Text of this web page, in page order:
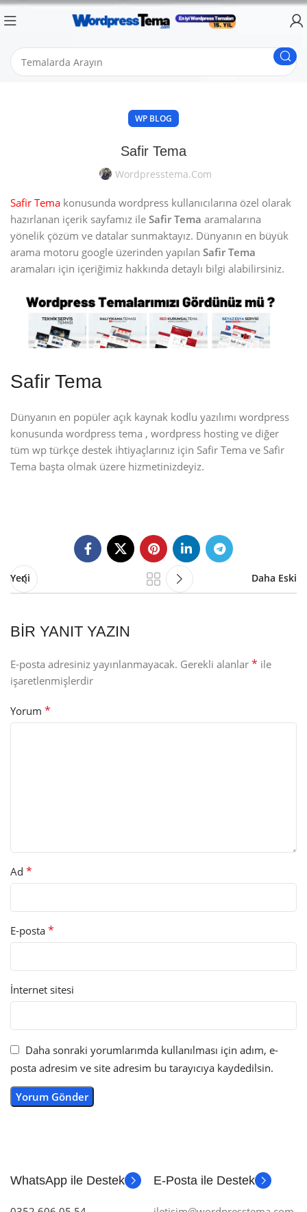
WP BLOG
Safir Tema
Wordpresstema.com
Safir Tema konusunda wordpress kullanıcılarına özel olarak
hazırlanan içerik sayfamız ile Safir Tema aramalarına
yönelik çözüm ve datalar sunmaktayız. Dünyanın en büyük
arama motoru google üzerinden yapılan Safir Tema
aramaları için içeriğimiz hakkında detaylı bilgi alabilirsiniz.
Safir Tema
Dünyanın en popüler açık kaynak kodlu yazılımı wordpress
konusunda wordpress tema , wordpress hosting ve diğer
tüm wp türkçe destek ihtiyaçlarınız için Safir Tema ve Safir
Tema başta olmak üzere hizmetinizdeyiz.
Yeni Daha Eski
BIR YANIT YAZIN
E-posta adresiniz yayınlanmayacak. Gerekli alanlar * ile
işaretlenmişlerdir
Yorum *
Ad *
E-posta *
İnternet sitesi
Daha sonraki yorumlarımda kullanılması için adım, e-
posta adresim ve site adresim bu tarayıcıya kaydedilsin.
WhatsApp ile Destek E-Posta ile Destek